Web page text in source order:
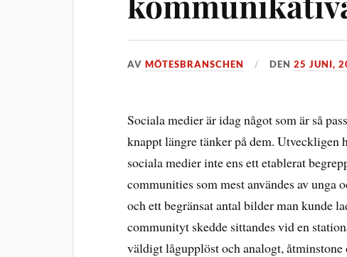
AVMÖTESBRANSCHEN DEN25 JUNI,
Sociala medier är idag något som är så
knappt längre tänker på dem. Utveckligen
sociala medier inte ens ett etablerat
communities som mest användes av
och ett begränsat antal bilder man kunde
communityt skedde sittandes vid en
väldigt lågupplöst och analogt,